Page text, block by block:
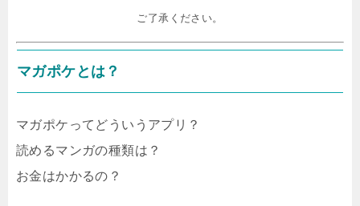
ご了承ください。
マガポケとは？
マガポケってどういうアプリ？
読めるマンガの種類は？
お金はかかるの？